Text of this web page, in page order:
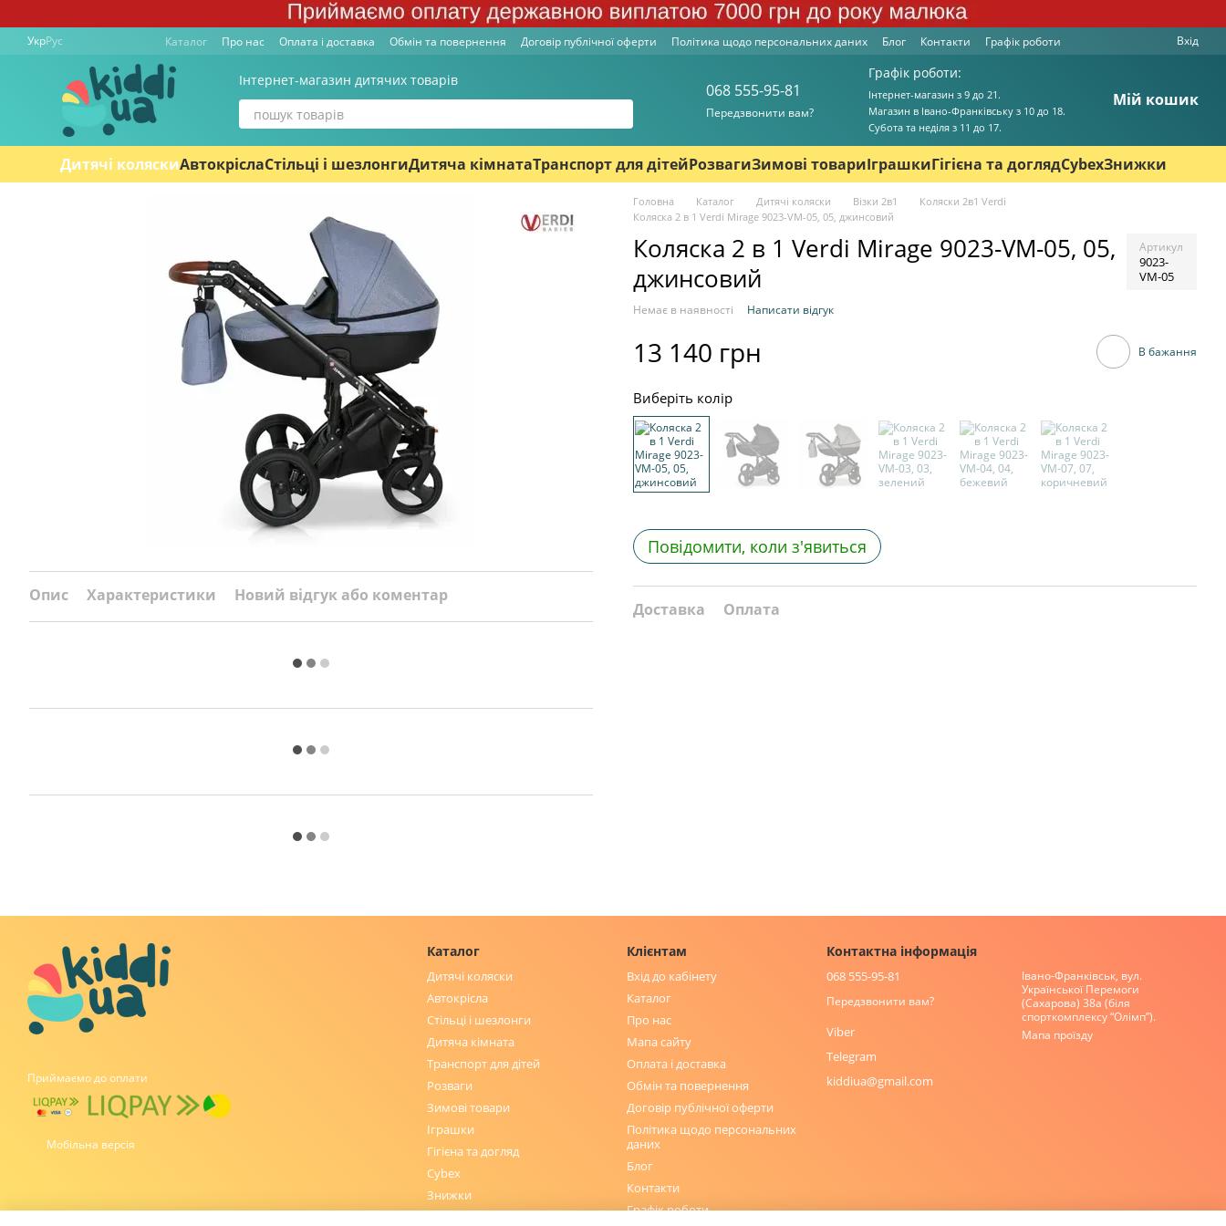
УкрРус Каталог Про нас Оплата і доставка Обмін та повернення Договір публічної оферти Політика щодо персональних даних Блог Контакти Графік роботи Вхід
Інтернет-магазин дитячих товарів
068 555-95-81
Передзвонити вам?
Графік роботи:
Інтернет-магазин з 9 до 21.
Магазин в Івано-Франківську з 10 до 18.
Cубота та неділя з 11 до 17.
Мій кошик
Дитячі коляскиАвтокріслаСтільці і шезлонгиДитяча кімнатаТранспорт для дітейРозвагиЗимові товариІграшкиГігієна та доглядCybexЗнижки
Опис Характеристики Новий відгук або коментар
Головна Каталог Дитячі коляски Візки 2в1
Коляски 2в1 Verdi
Коляска 2 в 1 Verdi Mirage 9023-VM-05, 05, джинсовий
Коляска 2 в 1 Verdi Mirage 9023-VM-05, 05,
джинсовий
Артикул
9023-
VM-05
Немає в наявності Написати відгук
13 140 грн В бажання
Виберіть колір
Повідомити, коли з'явиться
Доставка Оплата
Приймаємо до оплати
Мобільна версія
Каталог
Дитячі коляски
Автокрісла
Стільці і шезлонги
Дитяча кімната
Транспорт для дітей
Розваги
Зимові товари
Іграшки
Гігієна та догляд
Cybex
Знижки
Клієнтам
Вхід до кабінету
Каталог
Про нас
Мапа сайту
Оплата і доставка
Обмін та повернення
Договір публічної оферти
Політика щодо персональних
даних
Блог
Контакти
Графік роботи
Контактна інформація
068 555-95-81
Передзвонити вам?
Viber
Telegram
kiddiua@gmail.com
Івано-Франківськ, вул.
Української Перемоги
(Сахарова) 38а (біля
спорткомплексу “Олімп”).
Мапа проїзду